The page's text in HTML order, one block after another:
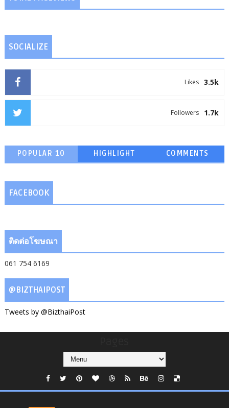
SOCIALIZE
3.5k
Likes
1.7k
Followers
POPULAR 10 HIGHLIGHT COMMENTS
FACEBOOK
ติดต่อโฆษณา
061 754 6169
@BIZTHAIPOST
Tweets by @BizthaiPost